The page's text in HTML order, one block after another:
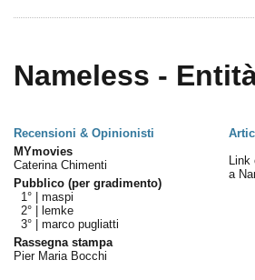
Nameless -
Recensioni & Opinionisti
MYmovies
Caterina Chimenti
Pubblico (per gradimento)
1° | maspi
2° |
lemke
3° | marco pugliatti
Rassegna stampa
Pier Maria Bocchi
Link
a